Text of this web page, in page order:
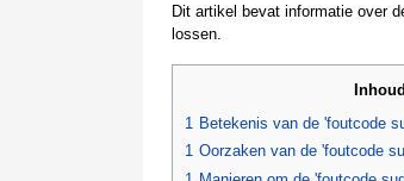
Dit artikel bevat informatie over
lossen.
Inhoud
1 Betekenis van de 'foutcode
1 Oorzaken van de 'foutcode
downloaded file link